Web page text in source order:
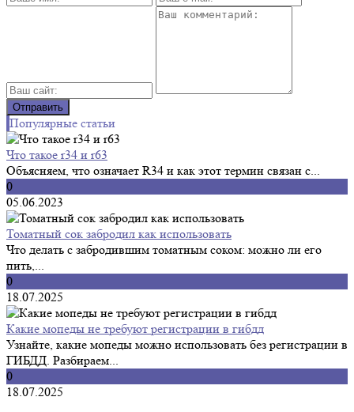
Популярные статьи
Что такое r34 и r63
Объясняем, что означает R34 и как этот термин связан с...
0
05.06.2023
Томатный сок забродил как использовать
Что делать с забродившим томатным соком: можно ли его
пить,...
0
18.07.2025
Какие мопеды не требуют регистрации в гибдд
Узнайте, какие мопеды можно использовать без регистрации в
ГИБДД. Разбираем...
0
18.07.2025